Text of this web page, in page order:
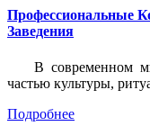
Профессиональные
Заведения
В современном
частью культуры,
Подробнее